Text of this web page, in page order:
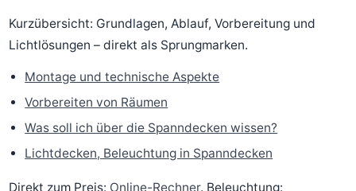
Kurzübersicht: Grundlagen, Ablauf, Vorbereitung und
Lichtlösungen – direkt als Sprungmarken.
Montage und technische Aspekte
Vorbereiten von Räumen
Was soll ich über die Spanndecken wissen?
Lichtdecken, Beleuchtung in Spanndecken
Direkt zum Preis: Online-Rechner. Beleuchtung: